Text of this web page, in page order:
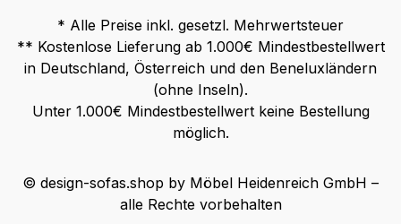
* Alle Preise inkl. gesetzl. Mehrwertsteuer
** Kostenlose Lieferung ab 1.000€ Mindestbestellwert
in Deutschland, Österreich und den Beneluxländern
(ohne Inseln).
Unter 1.000€ Mindestbestellwert keine Bestellung
möglich.
© design-sofas.shop by Möbel Heidenreich GmbH –
alle Rechte vorbehalten